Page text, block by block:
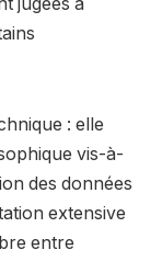
jugées à
: elle
vis-à-
des données
extensive
entre